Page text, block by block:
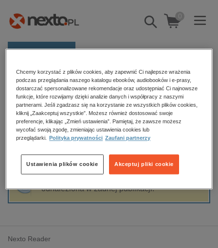
Pokaż/schowaj
wyszukiwarkę
0
E-prasa
Kategorie
Zobacz wszystkie E-prasa
budownictwo, aranżacja wnętrz
biznesowe, branżowe, gospodarka
edukacja
hobby, sport, rozrywka
komputery, internet, technologie, informatyka
polityka, społeczno-informacyjne
Strona główna Melchior Wankowicz
Melchior Wankowicz
Sortowanie Filtrowanie
odnaleziona w żadnej publikacji.
Nexto Reader
Chcemy korzystać z plików cookies, aby zapewnić Ci najlepsze wrażenia
podczas przeglądania naszego katalogu ebooków, audiobooków i e-prasy,
dostarczać spersonalizowane rekomendacje oraz udostępniać Ci najnowsze
funkcje, które rozwijamy dzięki analizie danych i współpracy z naszymi
partnerami. Jeśli zgadzasz się na korzystanie ze wszystkich plików cookies,
kliknij „Zaakceptuj wszystkie”. Możesz również dostosować swoje
preferencje, klikając „Zmień ustawienia”. Pamiętaj, że zawsze możesz
wycofać swoją zgodę, zmieniając ustawienia cookies lub
przeglądarki.
Polityka prywatności Zaufani partnerzy
Akceptuj pliki cookie
Ustawienia plików cookie